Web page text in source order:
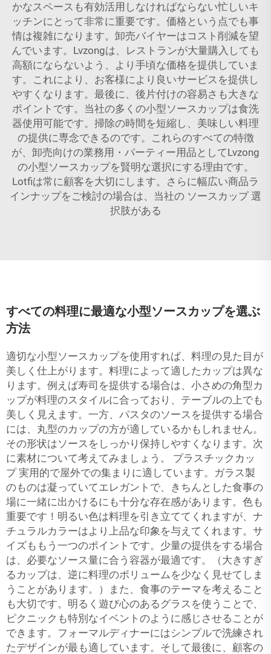
かなスペースも有効活用しなければならない忙しいキ
ッチンにとって非常に重要です。価格という点でも事
情は複雑になります。卸売バイヤーはコスト削減を望
んでいます。Lvzongは、レストランが大量購入しても
高額にならないよう、より手頃な価格を提供していま
す。これにより、お客様により良いサービスを提供し
やすくなります。最後に、後片付けの容易さも大きな
ポイントです。当社の多くの小型ソースカップは食洗
器使用可能です。掃除の時間を短縮し、美味しい料理
の提供に専念できるのです。これらのすべての特徴
が、卸売向けの業務用・パーティー用品としてLvzong
の小型ソースカップを賢明な選択にする理由です。
Lotfiは常に顧客を大切にします。さらに幅広い商品ラ
インナップをご検討の場合は、当社の ソースカップ選
択肢がある
すべての料理に最適な小型ソースカップを選ぶ
方法
適切な小型ソースカップを使用すれば、料理の見た目が
美しく仕上がります。料理によって適したカップは異な
ります。例えば寿司を提供する場合は、小さめの角型カ
ップが料理のスタイルに合っており、テーブルの上でも
美しく見えます。一方、パスタのソースを提供する場合
には、丸型のカップの方が適しているかもしれません。
その形状はソースをしっかり保持しやすくなります。次
に素材について考えてみましょう。 プラスチックカッ
プ実用的で屋外での集まりに適しています。ガラス製
のものは凝っていてエレガントで、きちんとした食事の
場に一緒に出かけるにも十分な存在感があります。色も
重要です！明るい色は料理を引き立ててくれますが、ナ
チュラルカラーはより上品な印象を与えてくれます。サ
イズももう一つのポイントです。少量の提供をする場合
は、必要なソース量に合う容器が最適です。（大きすぎ
るカップは、逆に料理のボリュームを少なく見せてしま
うことがあります。）また、食事のテーマを考えること
も大切です。明るく遊び心のあるグラスを使うことで、
ピクニックも特別なイベントのように感じさせることが
できます。フォーマルディナーにはシンプルで洗練され
たデザインが最も適しています。そして最後に、顧客の